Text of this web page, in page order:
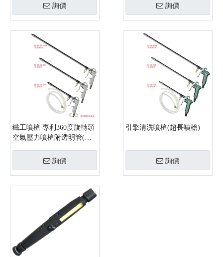
詢價 詢價
鐵工噴槍 專利360度旋轉頭
空氣壓力噴槍附透明管(特
詢價
引擎清洗噴槍(超長噴槍)
詢價